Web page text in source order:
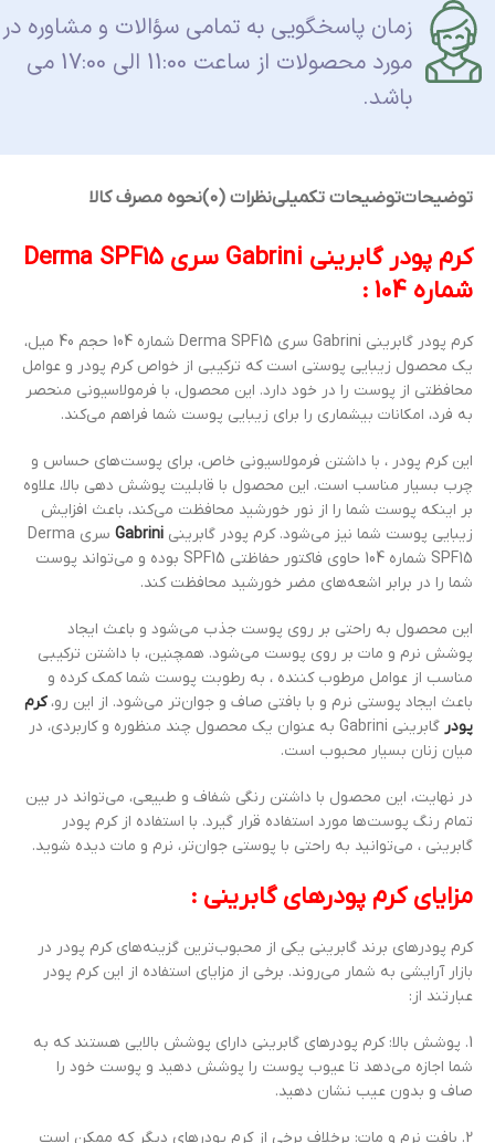
زمان پاسخگویی به تمامی سؤالات و مشاوره در
مورد محصولات از ساعت 11:00 الی 17:00 می
باشد.
توضیحاتتوضیحات تکمیلینظرات (0) نحوه مصرف کالا
کرم پودر گابرینی Gabrini سری Derma SPF15
شماره 104 :
کرم پودر گابرینی Gabrini سری Derma SPF15 شماره 104 حجم 40 میل،
یک محصول زیبایی پوستی است که ترکیبی از خواص کرم پودر و عوامل
محافظتی از پوست را در خود دارد. این محصول، با فرمولاسیونی منحصر
به فرد، امکانات بیشماری را برای زیبایی پوست شما فراهم می‌کند.
این کرم پودر ، با داشتن فرمولاسیونی خاص، برای پوست‌های حساس و
چرب بسیار مناسب است. این محصول با قابلیت پوشش دهی بالا، علاوه
بر اینکه پوست شما را از نور خورشید محافظت می‌کند، باعث افزایش
زیبایی پوست شما نیز می‌شود. کرم پودر گابرینی Gabrini
سری Derma
SPF15 شماره 104 حاوی فاکتور حفاظتی SPF15 بوده و می‌تواند پوست
شما را در برابر اشعه‌های مضر خورشید محافظت کند.
این محصول به راحتی بر روی پوست جذب می‌شود و باعث ایجاد
پوشش نرم و مات بر روی پوست می‌شود. همچنین، با داشتن ترکیبی
مناسب از عوامل مرطوب کننده ، به رطوبت پوست شما کمک کرده و
باعث ایجاد پوستی نرم و با بافتی صاف و جوان‌تر می‌شود. از این رو،کرم
پودر
گابرینی Gabrini به عنوان یک محصول چند منظوره و کاربردی، در
میان زنان بسیار محبوب است.
در نهایت، این محصول با داشتن رنگی شفاف و طبیعی، می‌تواند در بین
تمام رنگ پوست‌ها مورد استفاده قرار گیرد. با استفاده از کرم پودر
گابرینی ، می‌توانید به راحتی با پوستی جوان‌تر، نرم و مات دیده شوید.
مزایای کرم پودرهای گابرینی :
کرم پودرهای برند گابرینی یکی از محبوب‌ترین گزینه‌های کرم پودر در
بازار آرایشی به شمار می‌روند. برخی از مزایای استفاده از این کرم پودر
عبارتند از:
1. پوشش بالا: کرم پودرهای گابرینی دارای پوشش بالایی هستند که به
شما اجازه می‌دهد تا عیوب پوست را پوشش دهید و پوست خود را
صاف و بدون عیب نشان دهید.
2. بافت نرم و مات: برخلاف برخی از کرم پودرهای دیگر که ممکن است